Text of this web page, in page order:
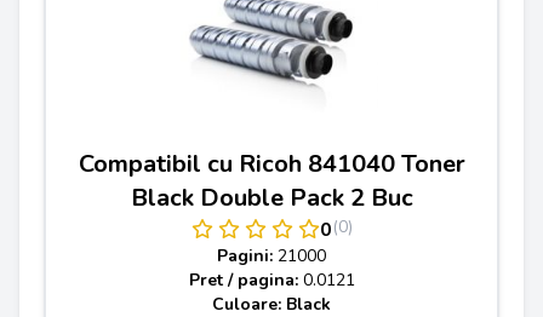
Compatibil cu Ricoh 841040 Toner
Black Double Pack 2 Buc
0(0)
Pagini: 21000
Pret / pagina: 0.0121
Culoare: Black